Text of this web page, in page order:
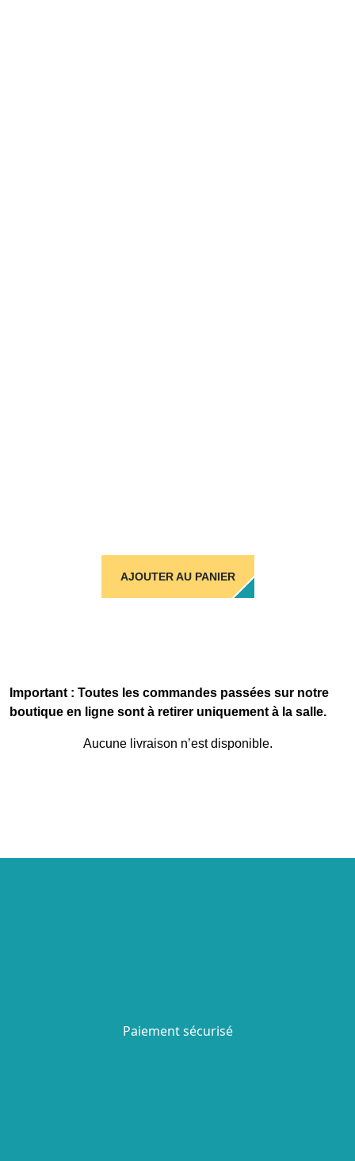
AJOUTER AU PANIER
Important : Toutes les commandes passées sur notre
boutique en ligne sont à retirer uniquement à la salle.
Aucune livraison n’est disponible.
Paiement sécurisé